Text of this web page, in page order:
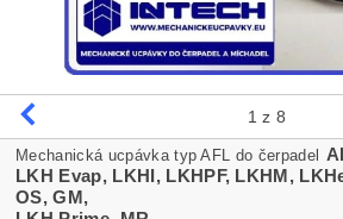
1 z 8
Mechanická ucpávka typ AFL do čerpadel
LKH Evap, LKHI, LKHPF, LKHM,
OS, GM,